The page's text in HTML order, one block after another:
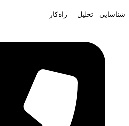
شناسایی تحلیل راه‌کار